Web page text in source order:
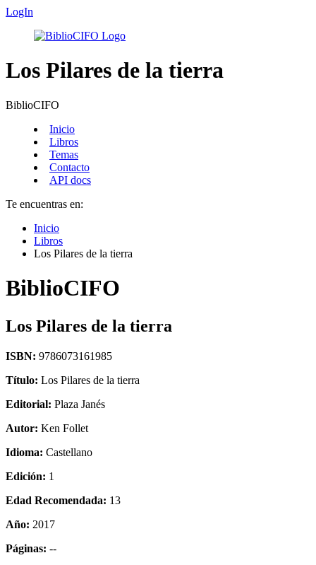
LogIn
Los Pilares de la tierra
BiblioCIFO
Inicio
Libros
Temas
Contacto
API docs
Te encuentras en:
Inicio
Libros
Los Pilares de la tierra
BiblioCIFO
Los Pilares de la tierra
ISBN: 9786073161985
Título: Los Pilares de la tierra
Editorial: Plaza Janés
Autor: Ken Follet
Idioma: Castellano
Edición: 1
Edad Recomendada: 13
Año: 2017
Páginas: --